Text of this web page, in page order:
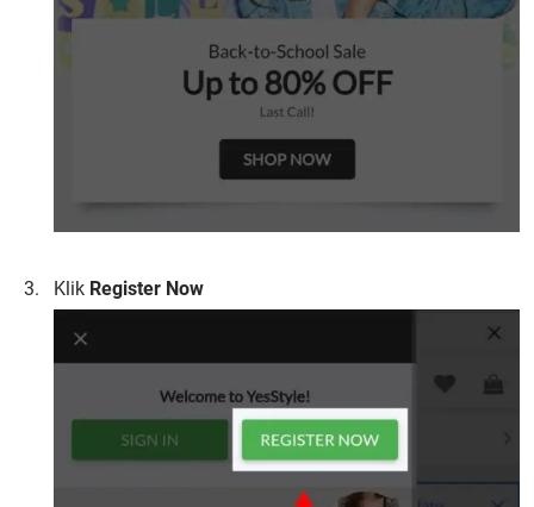
Klik Register Now